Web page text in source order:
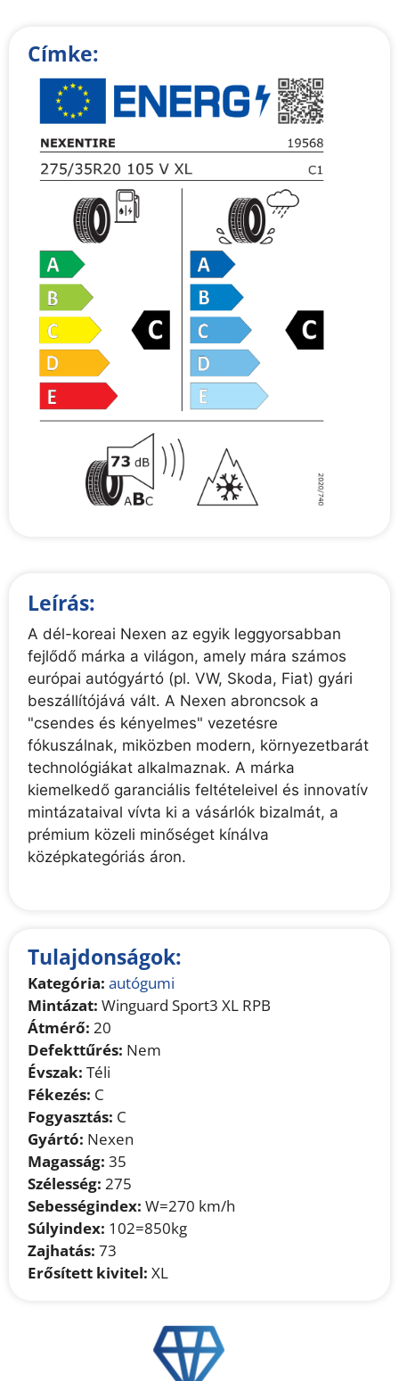
t
i
v
e
:
Címke:
Leírás:
A dél-koreai Nexen az egyik leggyorsabban
fejlődő márka a világon, amely mára számos
európai autógyártó (pl. VW, Skoda, Fiat) gyári
beszállítójává vált. A Nexen abroncsok a
"csendes és kényelmes" vezetésre
fókuszálnak, miközben modern, környezetbarát
technológiákat alkalmaznak. A márka
kiemelkedő garanciális feltételeivel és innovatív
mintázataival vívta ki a vásárlók bizalmát, a
prémium közeli minőséget kínálva
középkategóriás áron.
Tulajdonságok:
Kategória: autógumi
Mintázat: Winguard Sport3 XL RPB
Átmérő: 20
Defekttűrés: Nem
Évszak: Téli
Fékezés: C
Fogyasztás: C
Gyártó: Nexen
Magasság: 35
Szélesség: 275
Sebességindex: W=270 km/h
Súlyindex: 102=850kg
Zajhatás: 73
Erősített kivitel: XL